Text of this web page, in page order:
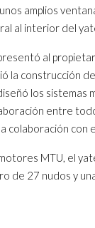
amplios
al interior del
al
la construcción
los sistemas
entre
colaboración con
MTU, el
de 27 nudos y